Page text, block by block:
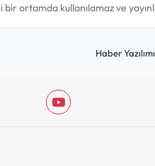
ortamda kullanılamaz ve
Haber